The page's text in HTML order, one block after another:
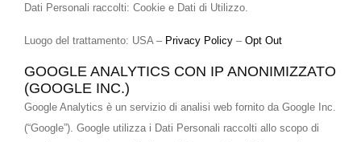
Dati Personali raccolti: Cookie e Dati di Utilizzo.
Luogo del trattamento: USA – Privacy Policy – Opt Out
GOOGLE ANALYTICS CON IP ANONIMIZZATO
(GOOGLE INC.)
Google Analytics è un servizio di analisi web fornito da Google Inc.
(“Google”). Google utilizza i Dati Personali raccolti allo scopo di